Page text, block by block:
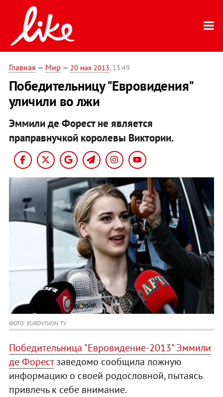
Главная — Мир — 20 мая 2013, 13:49
Победительницу "Евровидения"
уличили во лжи
Эммили де Форест не является
праправнучкой королевы Виктории.
ФОТО: EUROVISION.TV
Победительница "Евровидение-2013" Эммили
де Форестзаведомо сообщила ложную
информацию о своей родословной, пытаясь
привлечь к себе внимание.